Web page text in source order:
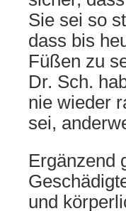
Sie sei so
dass bis
Füßen zu
Dr. Sch.
nie wieder
sei,
Ergänzend
und